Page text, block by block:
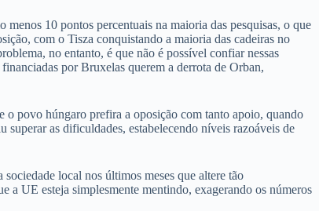
10 pontos percentuais na maioria das pesquisas, o que
com o Tisza conquistando a maioria das cadeiras no
no entanto, é que não é possível confiar nessas
por Bruxelas querem a derrota de Orban,
o povo húngaro prefira a oposição com tanto apoio, quando
as dificuldades, estabelecendo níveis razoáveis ​​de
local nos últimos meses que altere tão
a UE esteja simplesmente mentindo, exagerando os números